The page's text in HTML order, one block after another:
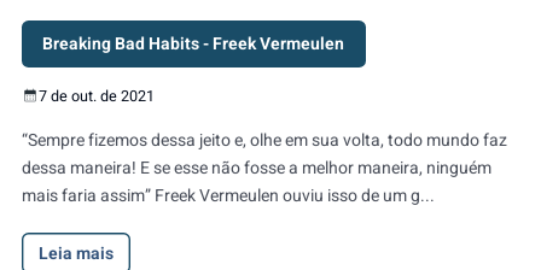
Breaking Bad Habits - Freek Vermeulen
7 de out. de 2021
“Sempre fizemos dessa jeito e, olhe em sua volta, todo mundo faz
dessa maneira! E se esse não fosse a melhor maneira, ninguém
mais faria assim” Freek Vermeulen ouviu isso de um g...
Leia mais